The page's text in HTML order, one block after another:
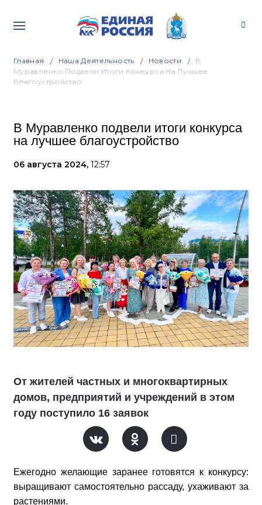
Главная Наша Деятельность Новости
В
Муравленко Подвели Итоги Конкурса На Лучшее
Благоустройство
В Муравленко подвели итоги конкурса
на лучшее благоустройство
06 августа 2024, 12:57
От жителей частных и многоквартирных
домов, предприятий и учреждений в этом
году поступило 16 заявок
Ежегодно желающие заранее готовятся к конкурсу:
выращивают самостоятельно рассаду, ухаживают за
растениями.